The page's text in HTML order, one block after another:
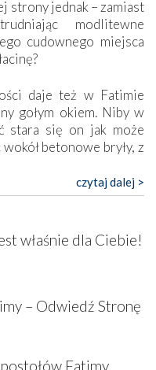
strony jednak – zamiast
modlitewne
cudownego miejsca
daje też w Fatimie
gołym okiem. Niby w
stara się on jak może
betonowe bryły, z
wspólnego z żywą,
szare bunkry albo
przypomina bardziej
o ustawionym
krzyżu, na którym
postać jakby
W kulturowym
karykatura niż godny
sanktuarium
Kościoła toczy
czytaj dalej >
właśnie dla Ciebie!
– Odwiedź Stronę
Fatimy